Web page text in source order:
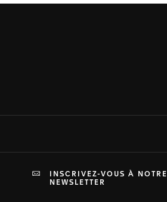
INSCRIVEZ-VOUS À NOTRE
NEWSLETTER